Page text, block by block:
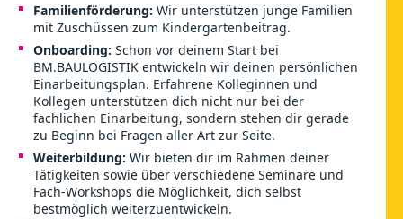
Familienförderung: Wir unterstützen junge Familien
mit Zuschüssen zum Kindergartenbeitrag.
Onboarding: Schon vor deinem Start bei
BM.BAULOGISTIK entwickeln wir deinen persönlichen
Einarbeitungsplan. Erfahrene Kolleginnen und
Kollegen unterstützen dich nicht nur bei der
fachlichen Einarbeitung, sondern stehen dir gerade
zu Beginn bei Fragen aller Art zur Seite.
Weiterbildung: Wir bieten dir im Rahmen deiner
Tätigkeiten sowie über verschiedene Seminare und
Fach-Workshops die Möglichkeit, dich selbst
bestmöglich weiterzuentwickeln.